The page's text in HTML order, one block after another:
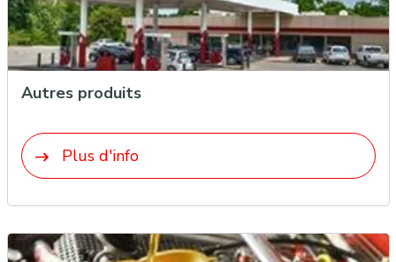
Autres produits
Plus d'info